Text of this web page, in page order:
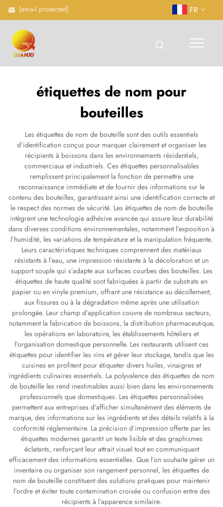
[email protected] FR
étiquettes de nom pour
bouteilles
Les étiquettes de nom de bouteille sont des outils essentiels
d’identification conçus pour marquer clairement et organiser les
récipients à boissons dans les environnements résidentiels,
commerciaux et industriels. Ces étiquettes personnalisables
remplissent principalement la fonction de permettre une
reconnaissance immédiate et de fournir des informations sur le
contenu des bouteilles, garantissant ainsi une identification correcte et
le respect des normes de sécurité. Les étiquettes de nom de bouteille
intègrent une technologie adhésive avancée qui assure leur durabilité
dans diverses conditions environnementales, notamment l’exposition à
l’humidité, les variations de température et la manipulation fréquente.
Leurs caractéristiques techniques comprennent des matériaux
résistants à l’eau, une impression résistante à la décoloration et un
support souple qui s’adapte aux surfaces courbes des bouteilles. Les
étiquettes de haute qualité sont fabriquées à partir de substrats en
papier ou en vinyle premium, offrant une résistance au décollement,
aux fissures ou à la dégradation même après une utilisation
prolongée. Leur champ d’application couvre de nombreux secteurs,
notamment la fabrication de boissons, la distribution pharmaceutique,
les opérations en laboratoire, les établissements hôteliers et
l’organisation domestique personnelle. Les restaurants utilisent ces
étiquettes pour identifier les vins et gérer leur stockage, tandis que les
cuisines en profitent pour étiqueter divers huiles, vinaigres et
ingrédients culinaires essentiels. La polyvalence des étiquettes de nom
de bouteille les rend inestimables aussi bien dans les environnements
professionnels que domestiques. Les étiquettes personnalisées
permettent aux entreprises d’afficher simultanément des éléments de
marque, des informations sur les ingrédients et des détails relatifs à la
conformité réglementaire. La précision d’impression offerte par les
étiquettes modernes garantit un texte lisible et des graphismes
éclatants, renforçant leur attrait visuel tout en communiquant
efficacement des informations essentielles. Que l’on souhaite gérer un
inventaire ou organiser son rangement personnel, les étiquettes de
nom de bouteille constituent des solutions pratiques pour maintenir
l’ordre et éviter toute contamination croisée ou confusion entre des
récipients à l’apparence similaire.